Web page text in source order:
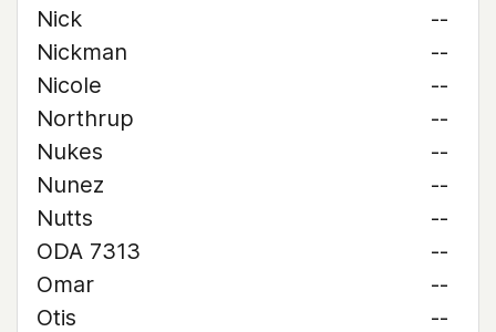
Nick
--
Nickman
--
Nicole
--
Northrup
--
Nukes
--
Nunez
--
Nutts
--
ODA 7313
--
Omar
--
Otis
--